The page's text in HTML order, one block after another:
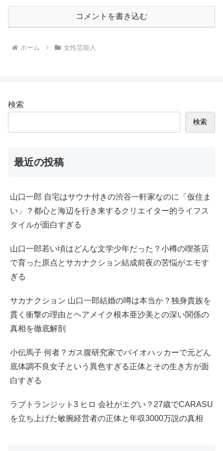
コメントを書き込む
ホーム 女性芸能人
検索
検索
最近の投稿
山口一郎 自宅はサウナ付きの渋谷一軒家なのに「仮住ま
い」？都心と海辺を行き来するクリエイター的ライフス
タイルが面白すぎる
山口一郎若い頃はどんな文学少年だった？小樽の喫茶店
で育った原点とサカナクション結成前夜の苦悩がエモす
ぎる
サカナクション 山口一郎結婚の噂は本当か？独身貴族を
貫く衝撃の理由とヘアメイク根本亜沙美との深い関係の
真相を徹底解剖
小伝馬子 何者？ガス腹研究家でバイオハッカーで元どん
底体調不良女子という異色すぎる正体とその生き方が面
白すぎる
ラブトランジット3 ヒロ 会社がエグい？27歳でCARASU
を立ち上げた敏腕経営者の正体と年収3000万説の真相